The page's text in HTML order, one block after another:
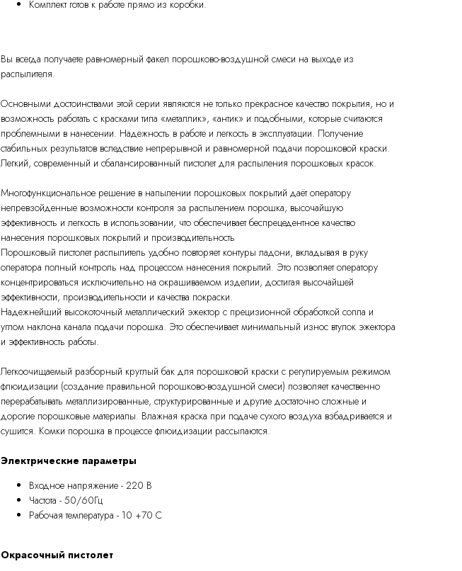
Комплект готов к работе прямо из коробки.
Вы всегда получаете равномерный факел порошково-воздушной смеси на выходе из
распылителя.
Основными достоинствами этой серии являются не только прекрасное качество покрытия, но и
возможность работать с красками типа «металлик», «антик» и подобными, которые считаются
проблемными в нанесении. Надежность в работе и легкость в эксплуатации. Получение
стабильных результатов вследствие непрерывной и равномерной подачи порошковой краски.
Легкий, современный и сбалансированный пистолет для распыления порошковых красок.
Многофункциональное решение в напылении порошковых покрытий даёт оператору
непревзойденные возможности контроля за распылением порошка, высочайшую
эффективность и легкость в использовании, что обеспечивает беспрецедентное качество
нанесения порошковых покрытий и производительность
Порошковый пистолет распылитель удобно повторяет контуры ладони, вкладывая в руку
оператора полный контроль над процессом нанесения покрытий. Это позволяет оператору
концентрироваться исключительно на окрашиваемом изделии, достигая высочайшей
эффективности, производительности и качества покраски.
Надежнейший высокоточный металлический эжектор с прецизионной обработкой сопла и
углом наклона канала подачи порошка. Это обеспечивает минимальный износ втулок эжектора
и эффективность работы.
Легкоочищаемый разборный круглый бак для порошковой краски с регулируемым режимом
флюидизации (создание правильной порошково-воздушной смеси) позволяет качественно
перерабатывать металлизированные, структурированные и другие достаточно сложные и
дорогие порошковые материалы. Влажная краска при подаче сухого воздуха взбадривается и
сушится. Комки порошка в процессе флюидизации рассыпаются.
Электрические параметры
Входное напряжение - 220 В
Частота - 50/60Гц
Рабочая температура - 10 +70 С
Окрасочный пистолет